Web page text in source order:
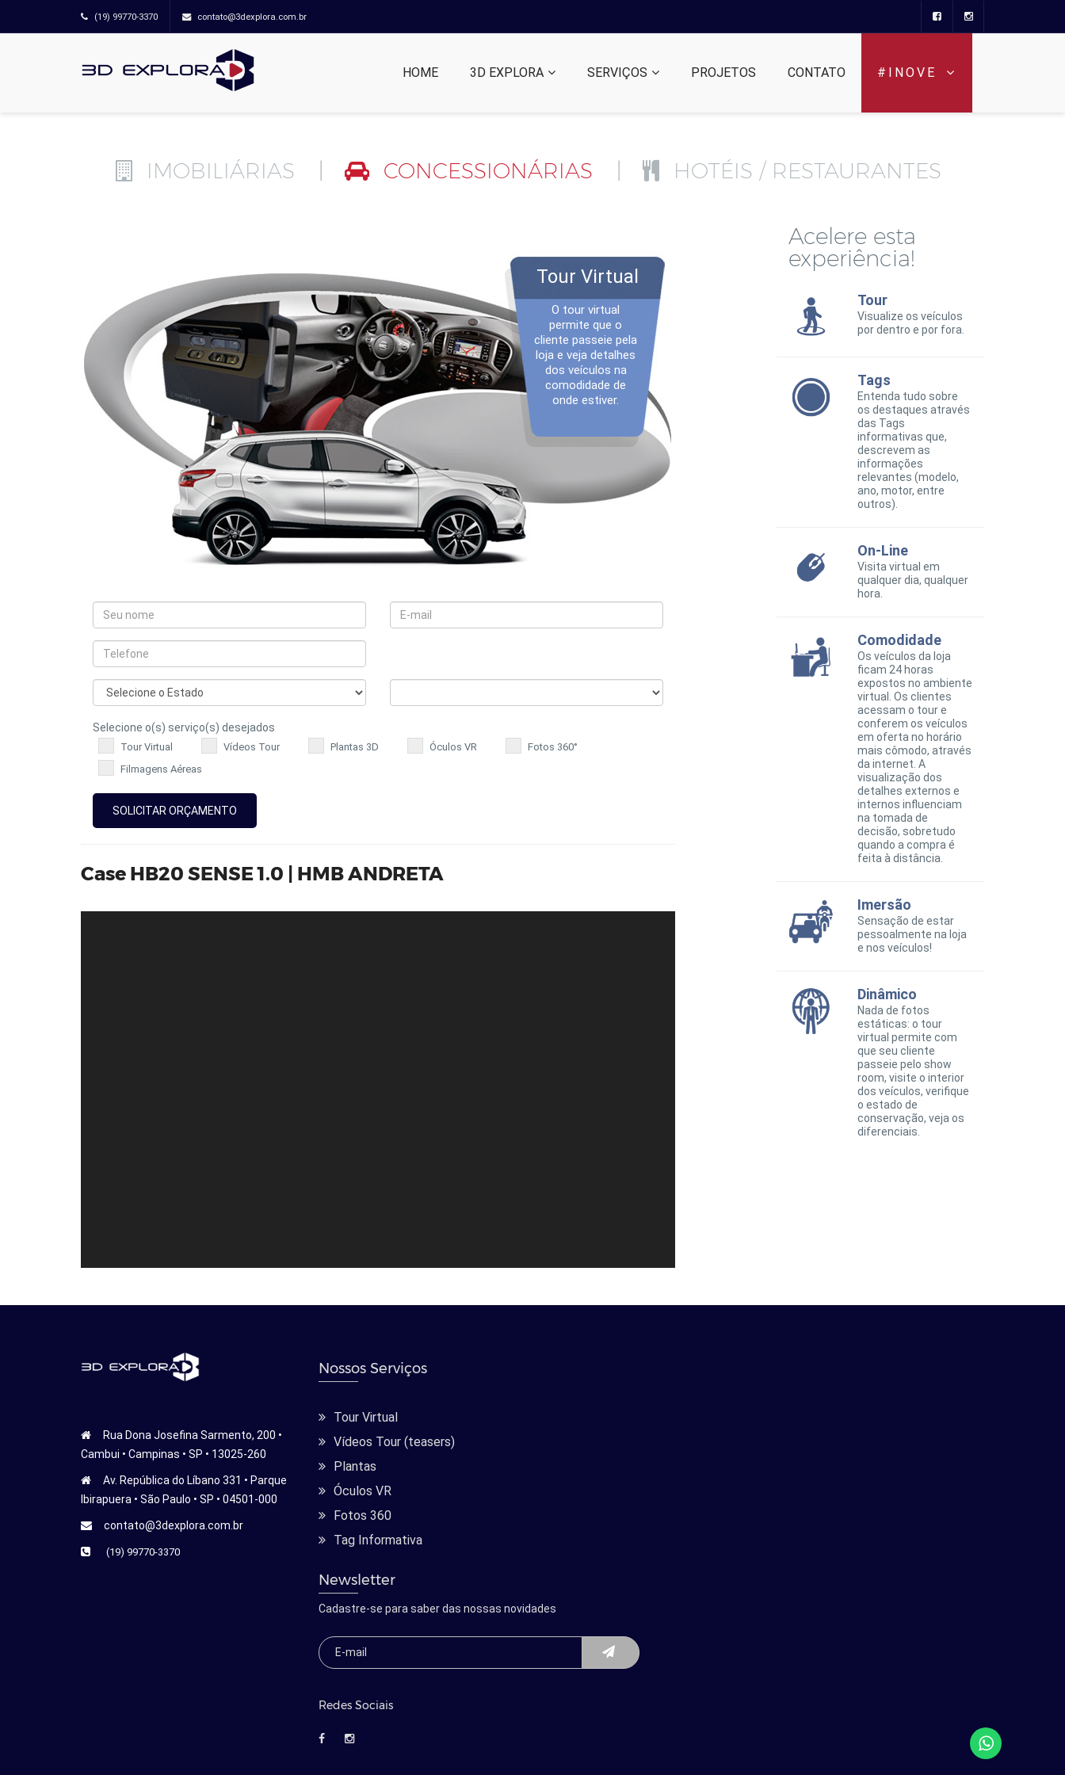
(19) 99770-3370 contato@3dexplora.com.br
HOME 3D EXPLORA SERVIÇOS PROJETOS CONTATO #INOVE
IMOBILIÁRIAS CONCESSIONÁRIAS HOTÉIS / RESTAURANTES
Tour Virtual
O tour virtual
permite que o
cliente passeie pela
loja e veja detalhes
dos veículos na
comodidade de
onde estiver.
Selecione o(s) serviço(s) desejados
Tour Virtual Vídeos Tour Plantas 3D Óculos VR
Fotos 360°
Filmagens Aéreas
SOLICITAR ORÇAMENTO
Case HB20 SENSE 1.0 | HMB ANDRETA
Acelere esta
experiência!
Tour
Visualize os veículos
por dentro e por fora.
Tags
Entenda tudo sobre
os destaques através
das Tags
informativas que,
descrevem as
informações
relevantes (modelo,
ano, motor, entre
outros).
On-Line
Visita virtual em
qualquer dia, qualquer
hora.
Comodidade
Os veículos da loja
ficam 24 horas
expostos no ambiente
virtual. Os clientes
acessam o tour e
conferem os veículos
em oferta no horário
mais cômodo, através
da internet. A
visualização dos
detalhes externos e
internos influenciam
na tomada de
decisão, sobretudo
quando a compra é
feita à distância.
Imersão
Sensação de estar
pessoalmente na loja
e nos veículos!
Dinâmico
Nada de fotos
estáticas: o tour
virtual permite com
que seu cliente
passeie pelo show
room, visite o interior
dos veículos, verifique
o estado de
conservação, veja os
diferenciais.
Rua Dona Josefina Sarmento, 200 •
Cambui • Campinas • SP • 13025-260
Av. República do Líbano 331 • Parque
Ibirapuera • São Paulo • SP • 04501-000
contato@3dexplora.com.br
(19) 99770-3370
Nossos Serviços
Tour Virtual
Vídeos Tour (teasers)
Plantas
Óculos VR
Fotos 360
Tag Informativa
Newsletter
Cadastre-se para saber das nossas novidades
Redes Sociais